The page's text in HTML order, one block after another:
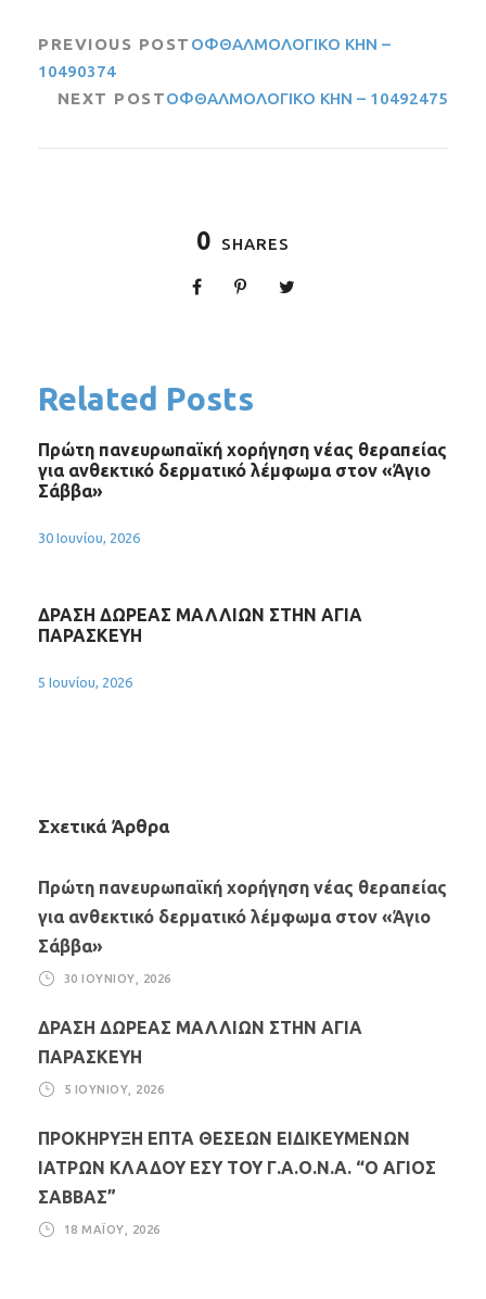
PREVIOUS POST ΟΦΘΑΛΜΟΛΟΓΙΚΟ ΚΗΝ –
10490374
NEXT POSTΟΦΘΑΛΜΟΛΟΓΙΚΟ ΚΗΝ – 10492475
0 SHARES
Related Posts
Πρώτη πανευρωπαϊκή χορήγηση νέας θεραπείας
για ανθεκτικό δερματικό λέμφωμα στον «Άγιο
Σάββα»
30 Ιουνίου, 2026
ΔΡΑΣΗ ΔΩΡΕΑΣ ΜΑΛΛΙΩΝ ΣΤΗΝ ΑΓΙΑ
ΠΑΡΑΣΚΕΥΗ
5 Ιουνίου, 2026
Σχετικά Άρθρα
Πρώτη πανευρωπαϊκή χορήγηση νέας θεραπείας
για ανθεκτικό δερματικό λέμφωμα στον «Άγιο
Σάββα»
30 ΙΟΥΝΊΟΥ, 2026
ΔΡΑΣΗ ΔΩΡΕΑΣ ΜΑΛΛΙΩΝ ΣΤΗΝ ΑΓΙΑ
ΠΑΡΑΣΚΕΥΗ
5 ΙΟΥΝΊΟΥ, 2026
ΠΡΟΚΗΡΥΞΗ ΕΠΤΑ ΘΕΣΕΩΝ ΕΙΔΙΚΕΥΜΕΝΩΝ
ΙΑΤΡΩΝ ΚΛΑΔΟΥ ΕΣΥ ΤΟΥ Γ.Α.Ο.Ν.Α. “Ο ΑΓΙΟΣ
ΣΑΒΒΑΣ”
18 ΜΑΪ́ΟΥ, 2026